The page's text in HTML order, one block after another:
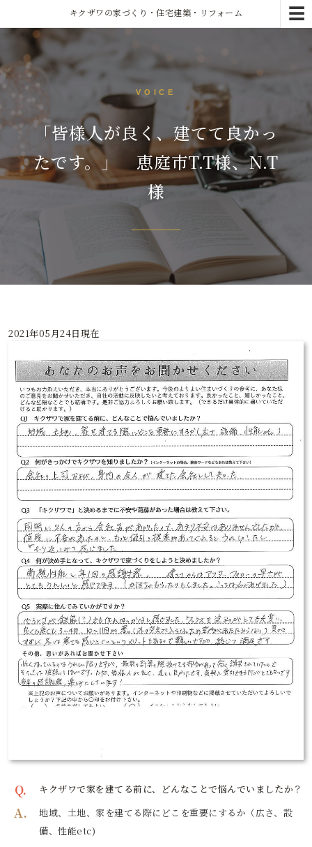
☰
キクザワの家づくり・住宅建築・リフォーム
VOICE
「皆様人が良く、建てて良かっ
たです。」 恵庭市T.T様、N.T
様
2021年05月24日現在
Q. キクザワで家を建てる前に、どんなことで悩んでいましたか？
A.
地域、土地、家を建てる際にどこを重要にするか（広さ、設
備、性能etc)